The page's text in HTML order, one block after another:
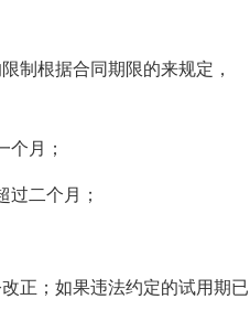
制根据合同期限的来规定，
个月；
过二个月；
正；如果违法约定的试用期已